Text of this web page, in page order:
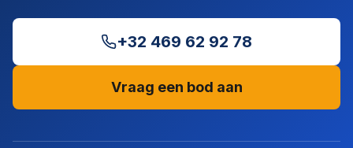
+32 469 62 92 78
Vraag een bod aan